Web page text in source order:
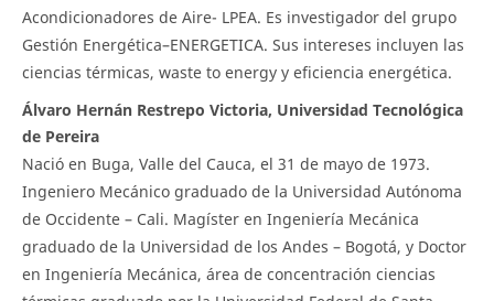
Acondicionadores de Aire- LPEA. Es investigador del grupo
Gestión Energética–ENERGETICA. Sus intereses incluyen las
ciencias térmicas, waste to energy y eficiencia energética.
Álvaro Hernán Restrepo Victoria, Universidad Tecnológica
de Pereira
Nació en Buga, Valle del Cauca, el 31 de mayo de 1973.
Ingeniero Mecánico graduado de la Universidad Autónoma
de Occidente – Cali. Magíster en Ingeniería Mecánica
graduado de la Universidad de los Andes – Bogotá, y Doctor
en Ingeniería Mecánica, área de concentración ciencias